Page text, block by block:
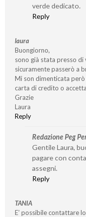
verde dedicato.
Reply
laura
Buongiorno,
sono già stata presso
sicuramente passerò a
Mi son dimenticata
carta di credito o
Grazie
Laura
Reply
Redazione Peg
Gentile Laura,
pagare con
assegni.
Reply
TANIA
E’ possibile contattare